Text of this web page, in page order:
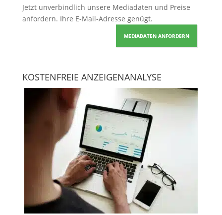
Jetzt unverbindlich unsere Mediadaten und Preise
anfordern. Ihre E-Mail-Adresse genügt.
MEDIADATEN ANFORDERN
KOSTENFREIE ANZEIGENANALYSE